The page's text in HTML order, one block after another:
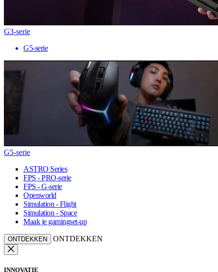
G3-serie
G5-serie
G5-serie
ASTRO Series
FPS - PRO-serie
FPS - G-serie
Openworld
Simulation - Flight
Simulation - Space
Maak je gamingset-up
ONTDEKKEN ONTDEKKEN
INNOVATIE